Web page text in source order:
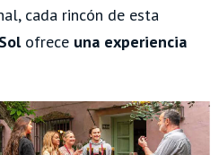
cada rincón de esta
ofrece una experiencia